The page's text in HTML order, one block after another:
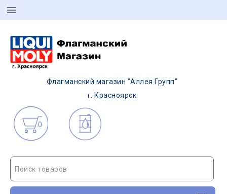
Флагманский магазин "Аллея Групп"
г. Красноярск
0
Поиск товаров